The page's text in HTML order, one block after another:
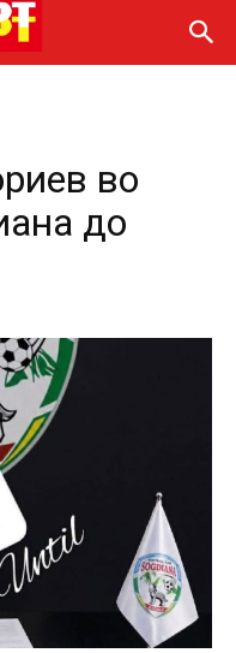
во
до